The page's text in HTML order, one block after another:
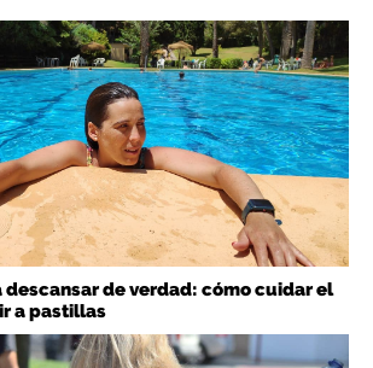
descansar de verdad: cómo cuidar el
a pastillas